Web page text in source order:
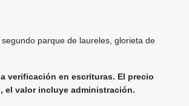
parque de laureles, glorieta de
verificación en escrituras. El precio
el valor incluye administración.